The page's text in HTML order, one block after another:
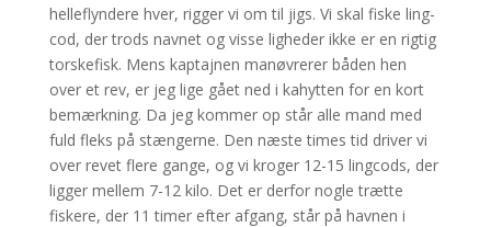
helleflyndere hver, rigger vi om til jigs. Vi skal fiske ling­
cod, der trods navnet og visse ligheder ikke er en rigtig
torskefisk. Mens kaptajnen manøvrerer båden hen
over et rev, er jeg lige gået ned i kahytten for en kort
bemærkning. Da jeg kommer op står alle mand med
fuld fleks på stængerne. Den næste times tid driver vi
over revet flere gange, og vi kroger 12-15 lingcods, der
ligger mellem 7-12 kilo. Det er derfor nogle trætte
fiskere, der 11 timer efter afgang, står på havnen i